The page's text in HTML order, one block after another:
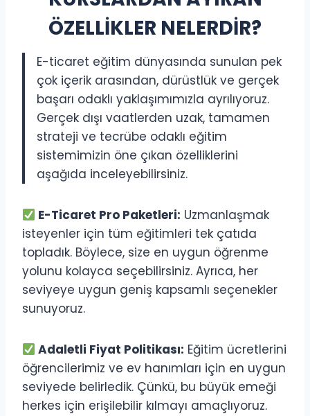
ÖZELLİKLER NELERDİR?
E-ticaret eğitim dünyasında sunulan pek
çok içerik arasından, dürüstlük ve gerçek
başarı odaklı yaklaşımımızla ayrılıyoruz.
Gerçek dışı vaatlerden uzak, tamamen
strateji ve tecrübe odaklı eğitim
sistemimizin öne çıkan özelliklerini
aşağıda inceleyebilirsiniz.
E-Ticaret Pro Paketleri: Uzmanlaşmak
isteyenler için tüm eğitimleri tek çatıda
topladık. Böylece, size en uygun öğrenme
yolunu kolayca seçebilirsiniz. Ayrıca, her
seviyeye uygun geniş kapsamlı seçenekler
sunuyoruz.
Adaletli Fiyat Politikası: Eğitim ücretlerini
öğrencilerimiz ve ev hanımları için en uygun
seviyede belirledik. Çünkü, bu büyük emeği
herkes için erişilebilir kılmayı amaçlıyoruz.